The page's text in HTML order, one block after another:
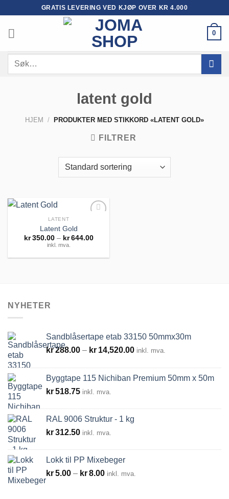
content
GRATIS LEVERING VED KJØP OVER KR 4.000
0
Søk
latent gold
HJEM / PRODUKTER MED STIKKORD «LATENT GOLD»
FILTRER
huskeliste
LATENT
Latent Gold
kr 350.00 – kr 644.00Prisområde:
kr644.00
inkl. mva.
NYHETER
Sandblåsertape etab 33150 50mmx30m
kr288.00 – kr 14,520.00Prisområde:
kr14,520.00
inkl. mva.
Byggtape 115 Nichiban Premium 50mm x 50m
kr518.75 inkl. mva.
RAL 9006 Struktur - 1 kg
kr312.50 inkl. mva.
Lokk til PP Mixebeger
kr5.00 – kr8.00Prisområde:
inkl. mva.